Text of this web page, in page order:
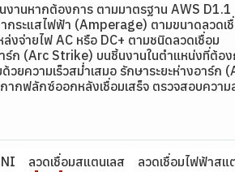
งานหากต้องการ ตามมาตรฐาน AWS D1.1
กระแสไฟฟ้า (Amperage) ตามขนาดลว
ล่งจ่ายไฟ AC หรือ DC+ ตามชนิดลวดเชื่อม
ร์ก (Arc Strike) บนชิ้นงานในตำแหน่งที่ต้อง
ด้วยความเร็วสม่ำเสมอ รักษาระยะห่างอาร์
กากฟลักซ์ออกหลังเชื่อมเสร็จ ตรวจสอบควา
ลวดเชื่อมสแตนเลส ลวดเชื่อมไฟฟ้าสแ